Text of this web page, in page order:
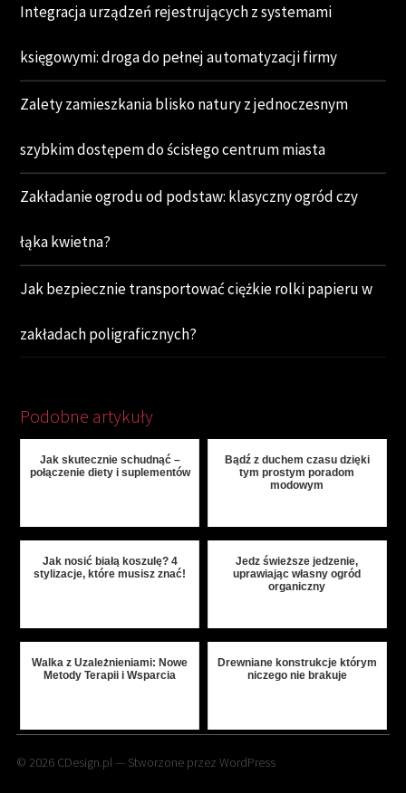
Integracja urządzeń rejestrujących z systemami
księgowymi: droga do pełnej automatyzacji firmy
Zalety zamieszkania blisko natury z jednoczesnym
szybkim dostępem do ścisłego centrum miasta
Zakładanie ogrodu od podstaw: klasyczny ogród czy
łąka kwietna?
Jak bezpiecznie transportować ciężkie rolki papieru w
zakładach poligraficznych?
Podobne artykuły
Jak skutecznie schudnąć –
połączenie diety i suplementów
Bądź z duchem czasu dzięki
tym prostym poradom
modowym
Jak nosić białą koszulę? 4
stylizacje, które musisz znać!
Jedz świeższe jedzenie,
uprawiając własny ogród
organiczny
Walka z Uzależnieniami: Nowe
Metody Terapii i Wsparcia
Drewniane konstrukcje którym
niczego nie brakuje
© 2026 CDesign.pl— Stworzone przez WordPress